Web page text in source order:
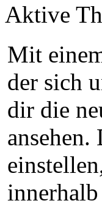
Aktive
Mit
der sich
dir die